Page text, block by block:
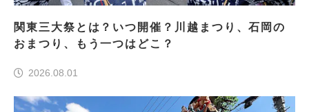
関東三大祭とは？いつ開催？川越まつり、石岡の
おまつり、もう一つはどこ？
2026.08.01